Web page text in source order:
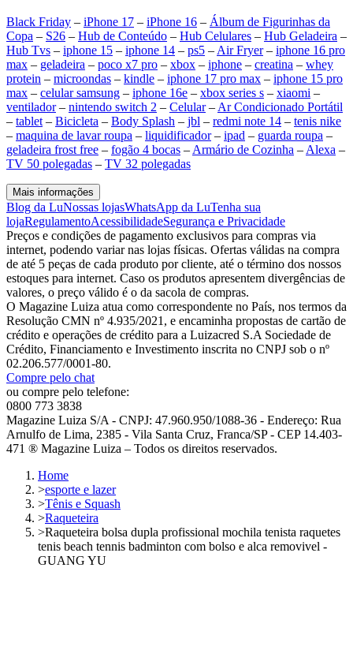
Black Friday – iPhone 17 – iPhone 16 – Álbum de Figurinhas da
Copa – S26 – Hub de Conteúdo – Hub Celulares – Hub Geladeira –
Hub Tvs – iphone 15 – iphone 14 – ps5 – Air Fryer– iphone 16 pro
max – geladeira – poco x7 pro – xbox – iphone – creatina – whey
protein – microondas – kindle – iphone 17 pro max – iphone 15 pro
max – celular samsung – iphone 16e – xbox series s – xiaomi –
ventilador– nintendo switch 2 – Celular– Ar Condicionado Portátil
– tablet – Bicicleta – Body Splash – jbl – redmi note 14 – tenis nike
– maquina de lavar roupa – liquidificador– ipad – guarda roupa –
geladeira frost free – fogão 4 bocas – Armário de Cozinha – Alexa –
TV 50 polegadas – TV 32 polegadas
Mais informações
Blog da LuNossas lojasWhatsApp da LuTenha sua
lojaRegulamentoAcessibilidadeSegurança e Privacidade
Preços e condições de pagamento exclusivos para compras via
internet, podendo variar nas lojas físicas. Ofertas válidas na compra
de até 5 peças de cada produto por cliente, até o término dos nossos
estoques para internet. Caso os produtos apresentem divergências de
valores, o preço válido é o da sacola de compras.
O Magazine Luiza atua como correspondente no País, nos termos da
Resolução CMN nº 4.935/2021, e encaminha propostas de cartão de
crédito e operações de crédito para a Luizacred S.A Sociedade de
Crédito, Financiamento e Investimento inscrita no CNPJ sob o nº
02.206.577/0001-80.
Compre pelo chat
ou compre pelo telefone:
0800 773 3838
Magazine Luiza S/A - CNPJ: 47.960.950/1088-36 - Endereço: Rua
Arnulfo de Lima, 2385 - Vila Santa Cruz, Franca/SP - CEP 14.403-
471 ® Magazine Luiza – Todos os direitos reservados.
Home
>esporte e lazer
>Tênis e Squash
>Raqueteira
>Raqueteira bolsa dupla profissional mochila tenista raquetes
tenis beach tennis badminton com bolso e alca removivel -
GUANG YU